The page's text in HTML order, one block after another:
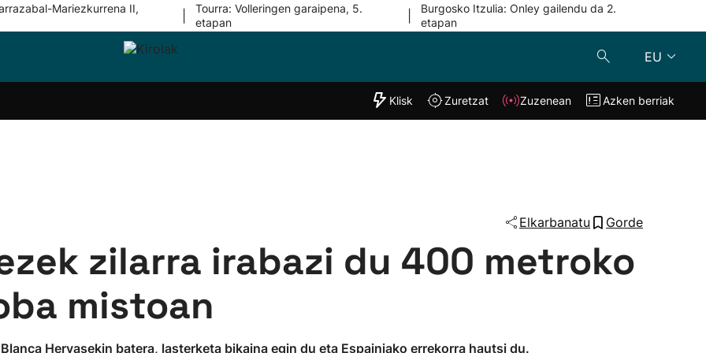
Mariezkurrena II,
Tourra: Volleringen garaipena, 5.
etapan
Burgosko Itzulia: Onley gailendu da 2.
etapan
EU
Taldeak
"Helmuga"
Klisk Zuzenean
Klisk Zuretzat Zuzenean Azken berriak
Elkarbanatu Gorde
zilarra irabazi du 400 metroko
mistoan
Hervasekin batera, lasterketa bikaina egin du eta Espainiako errekorra hautsi du.